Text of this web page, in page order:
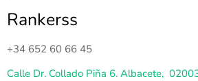
Rankerss
+34 652 60 66 45
Calle Dr. Collado Piña 6. Albacete,